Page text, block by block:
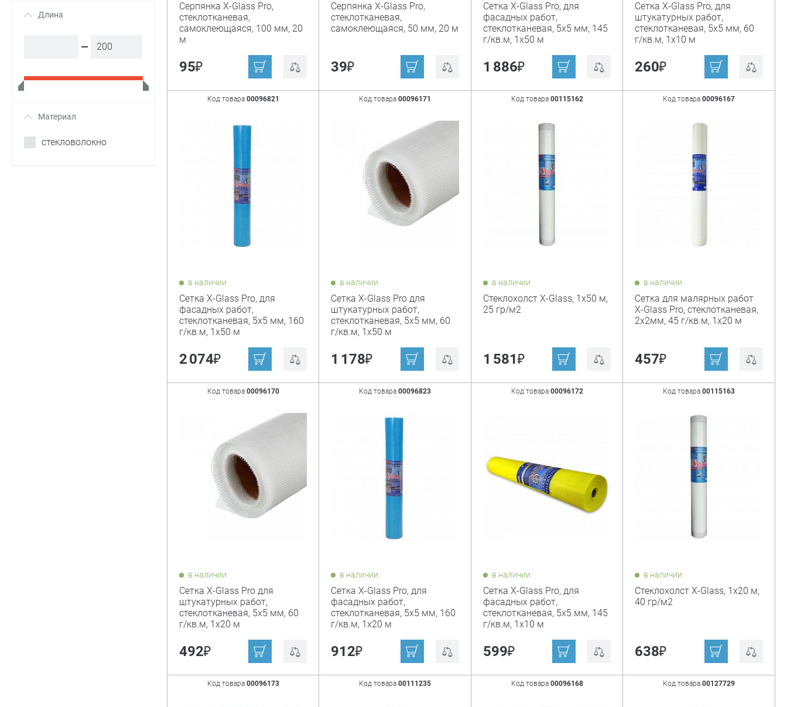
+ Длина
+ Материал
стекловолокно
Серпянка X-Glass Pro,
стеклотканевая,
самоклеющаяся, 100 мм, 20
м
95₽
Серпянка X-Glass Pro,
стеклотканевая,
самоклеющаяся, 50 мм, 20 м
39₽
Сетка X-Glass Pro, для
фасадных работ,
стеклотканевая, 5х5 мм, 145
г/кв.м, 1х50 м
1 886₽
Сетка X-Glass Pro, для
штукатурных работ,
стеклотканевая, 5х5 мм, 60
г/кв.м, 1х10 м
260₽
Код товара 00096821
в наличии
Сетка X-Glass Pro, для
фасадных работ,
стеклотканевая, 5х5 мм, 160
г/кв.м, 1х50 м
2 074₽
Код товара00096171
в наличии
Сетка X-Glass Pro для
штукатурных работ,
стеклотканевая, 5х5 мм, 60
г/кв.м, 1х50 м
1 178₽
Код товара 00115162
в наличии
Стеклохолст X-Glass, 1x50 м,
25 гр/м2
1 581₽
Код товара00096167
в наличии
Сетка для малярных работ
X-Glass Pro, стеклотканевая,
2х2мм, 45 г/кв.м, 1х20 м
457₽
Код товара 00096170
в наличии
Сетка X-Glass Pro для
штукатурных работ,
стеклотканевая, 5х5 мм, 60
г/кв.м, 1х20 м
492₽
Код товара00096823
в наличии
Сетка X-Glass Pro, для
фасадных работ,
стеклотканевая, 5х5 мм, 160
г/кв.м, 1х20 м
912₽
Код товара 00096172
в наличии
Сетка X-Glass Pro, для
фасадных работ,
стеклотканевая, 5х5 мм, 145
г/кв.м, 1х10 м
599₽
Код товара00115163
в наличии
Стеклохолст X-Glass, 1x20 м,
40 гр/м2
638₽
Код товара 00096173 Код товара00111235 Код товара 00096168 Код товара00127729